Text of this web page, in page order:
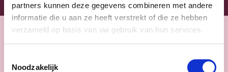
partners kunnen deze gegevens combineren met andere
informatie die u aan ze heeft verstrekt of die ze hebben
verzameld op basis van uw gebruik van hun services.
Noodzakelijk
Nieuws